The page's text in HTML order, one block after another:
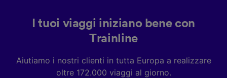
I tuoi viaggi iniziano bene con
Trainline
Aiutiamo i nostri clienti in tutta Europa a realizzare
oltre 172.000 viaggi al giorno.